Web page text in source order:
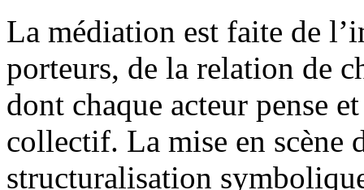
La médiation est faite de
porteurs, de la relation de
dont chaque acteur pense
collectif. La mise en scène
structuralisation